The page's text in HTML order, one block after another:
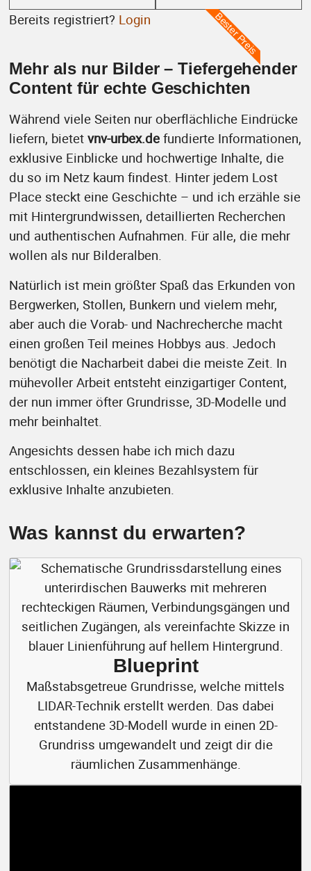
Bester Preis
Bereits registriert? Login
Mehr als nur Bilder – Tiefergehender
Content für echte Geschichten
Während viele Seiten nur oberflächliche Eindrücke
liefern, bietetvnv-urbex.de fundierte Informationen,
exklusive Einblicke und hochwertige Inhalte, die
du so im Netz kaum findest. Hinter jedem Lost
Place steckt eine Geschichte – und ich erzähle sie
mit Hintergrundwissen, detaillierten Recherchen
und authentischen Aufnahmen. Für alle, die mehr
wollen als nur Bilderalben.
Natürlich ist mein größter Spaß das Erkunden von
Bergwerken, Stollen, Bunkern und vielem mehr,
aber auch die Vorab- und Nachrecherche macht
einen großen Teil meines Hobbys aus. Jedoch
benötigt die Nacharbeit dabei die meiste Zeit. In
mühevoller Arbeit entsteht einzigartiger Content,
der nun immer öfter Grundrisse, 3D-Modelle und
mehr beinhaltet.
Angesichts dessen habe ich mich dazu
entschlossen, ein kleines Bezahlsystem für
exklusive Inhalte anzubieten.
Was kannst du erwarten?
Blueprint
Maßstabsgetreue Grundrisse, welche mittels
LIDAR-Technik erstellt werden. Das dabei
entstandene 3D-Modell wurde in einen 2D-
Grundriss umgewandelt und zeigt dir die
räumlichen Zusammenhänge.